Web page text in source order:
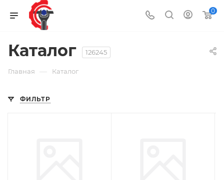
0
Каталог 126245
Главная — Каталог
ФИЛЬТР